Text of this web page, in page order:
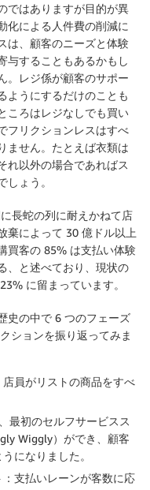
ではありますが目的が異
化による人件費の削減に
は、顧客のニーズと体験
与することもあるかもし
。レジ係が顧客のサポー
ようにするだけのことも
ころはレジなしでも買い
フリクションレスはすべ
ません。たとえば衣類は
れ以外の場合であればス
ょう。
長蛇の列に耐えかねて店
棄によって 30 億ドル以上
買客の 85% は支払い体験
、と述べており、現状の
に留まっています。
史の中で 6 つのフェーズ
ションを振り返ってみま
員がリストの商品をすべ
最初のセルフサービスス
Wiggly）ができ、顧客
になりました。
支払いレーンが客数に応